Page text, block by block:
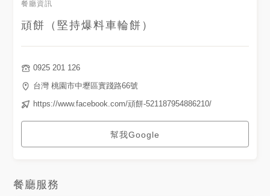
餐廳資訊
頑餅（堅持爆料車輪餅）
0925 201 126
台灣 桃園市中壢區實踐路66號
https://www.facebook.com/頑餅-521187954886210/
幫我Google
餐廳服務